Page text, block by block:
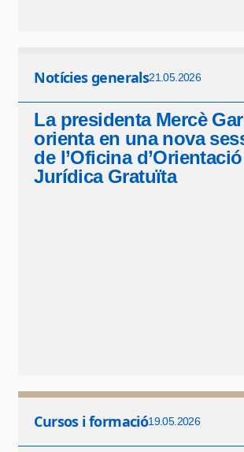
Notícies generals21.05.2026
La presidenta Mercè
orienta en una nova
de l’Oficina d’Orientació
Jurídica Gratuïta
Cursos i formació19.05.2026